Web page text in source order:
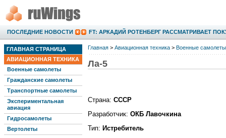
ПОСЛЕДНИЕ НОВОСТИ ПРАВИТЕЛЬСТВО АРЕНДУЕТ ВЕРТОЛЕТ З
ГЛАВНАЯ СТРАНИЦА
АВИАЦИОННАЯ ТЕХНИКА
Военные самолеты
Гражданские самолеты
Транспортные самолеты
Экспериментальная
авиация
Гидросамолеты
Вертолеты
Главная > Авиационная техника > Военные самолеты
Ла-5
Страна: СССР
Разработчик: ОКБ Лавочкина
Тип: Истребитель